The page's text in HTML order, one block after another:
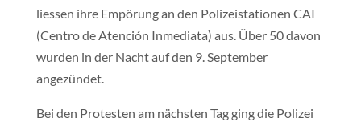
liessen ihre Empörung an den Polizeistationen CAI
(Centro de Atención Inmediata) aus. Über 50 davon
wurden in der Nacht auf den 9. September
angezündet.
Bei den Protesten am nächsten Tag ging die Polizei